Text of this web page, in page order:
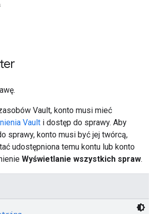
Vault, konto musi mieć
Vault i dostęp do sprawy. Aby
sprawy, konto musi być jej twórcą,
udostępniona temu kontu lub konto
Wyświetlanie wszystkich spraw.